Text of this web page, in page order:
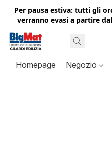
Per pausa estiva: tutti gli
verranno evasi a partire
Homepage Negozio